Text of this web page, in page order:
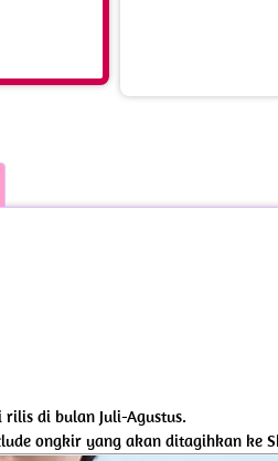
di bulan Juli-Agustus.
ongkir yang akan ditagihkan ke